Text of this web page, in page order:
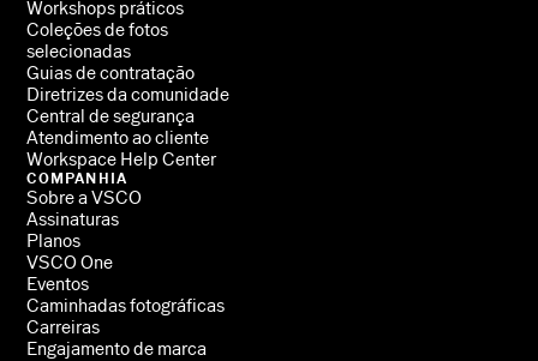
Workshops práticos
Coleções de fotos
selecionadas
Guias de contratação
Diretrizes da comunidade
Central de segurança
Atendimento ao cliente
Workspace Help Center
COMPANHIA
Sobre a VSCO
Assinaturas
Planos
VSCO One
Eventos
Caminhadas fotográficas
Carreiras
Engajamento de marca